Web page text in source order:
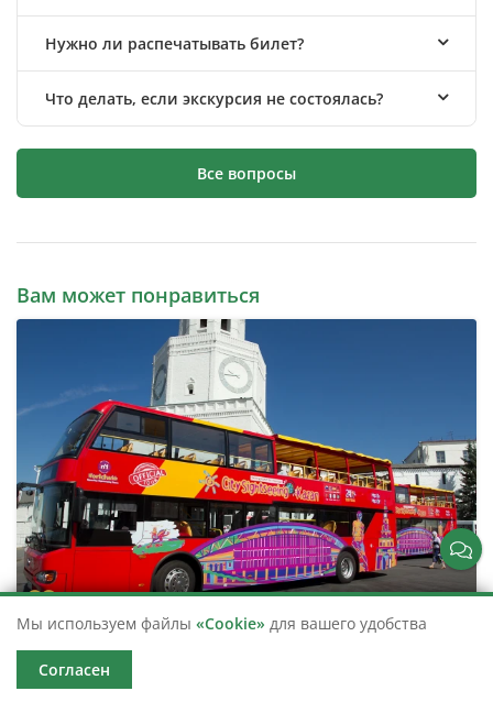
Нужно ли распечатывать билет?
Что делать, если экскурсия не состоялась?
Все вопросы
Вам может понравиться
Автобусная экскурсия «CITY SIGHTSEEING» по
Казани
Обзорная экскурсия на двухэтажном автобусе по
Мы используем файлы «Cookie» для вашего удобства
Согласен